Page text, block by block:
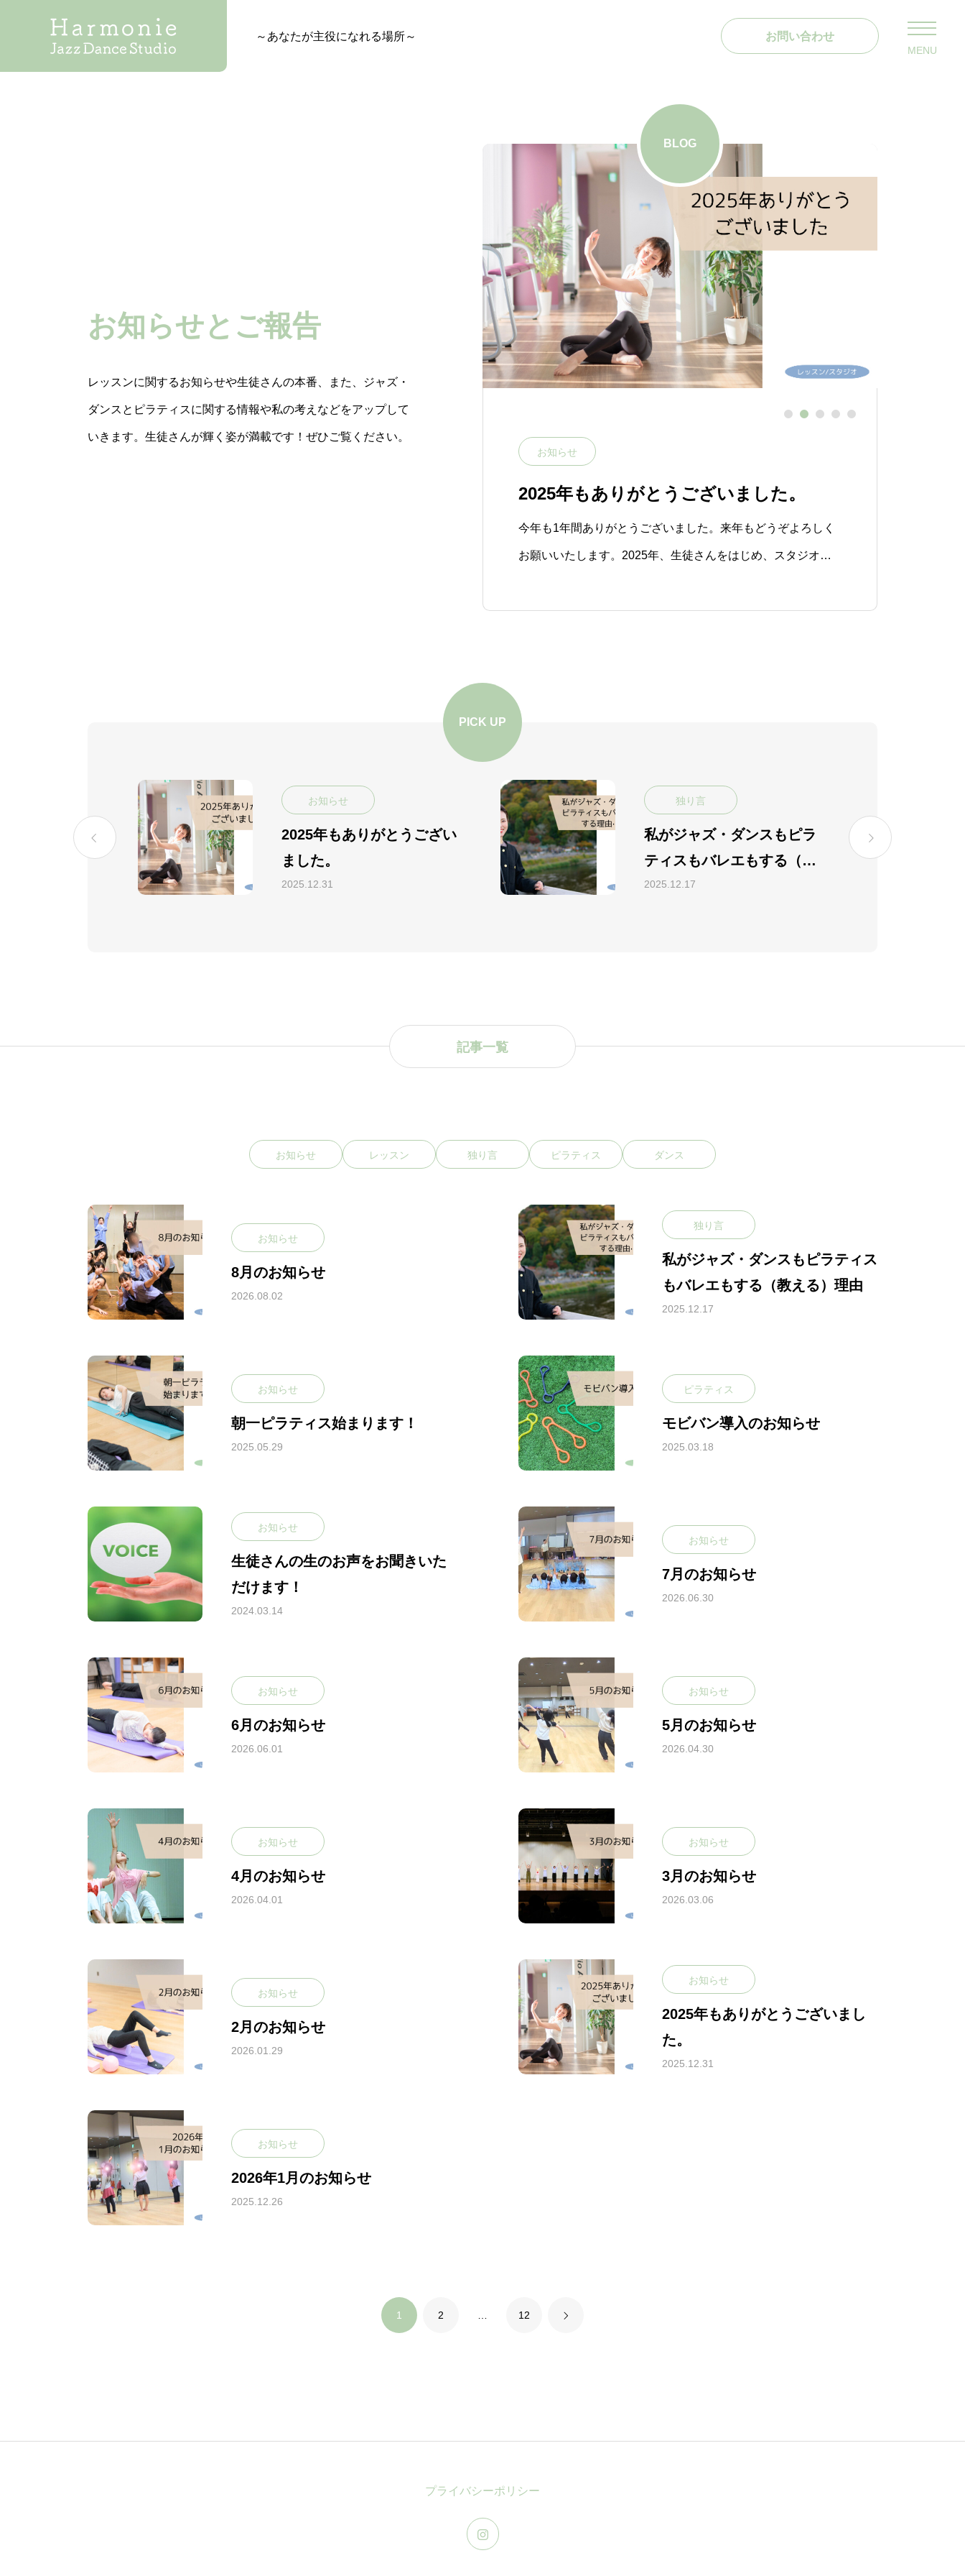
～あなたが主役になれる場所～ お問い合わせ
MENU
お知らせとご報告
レッスンに関するお知らせや生徒さんの本番、また、ジャズ・
ダンスとピラティスに関する情報や私の考えなどをアップして
いきます。生徒さんが輝く姿が満載です！ぜひご覧ください。
BLOG
お知らせ
2025年もありがとうございました。
今年も1年間ありがとうございました。来年もどうぞよろしく
お願いいたします。2025年、生徒さんをはじめ、スタジオに
となりました。誠にあ
PICK UP
お知らせ
2025年もありがとうござい
ました。
2025.12.31
独り言
私がジャズ・ダンスもピラ
ティスもバレエもする（教
える）理由
2025.12.17
記事一覧
お知らせ レッスン 独り言 ピラティス ダンス
お知らせ
8月のお知らせ
2026.08.02
独り言
私がジャズ・ダンスもピラティス
もバレエもする（教える）理由
2025.12.17
お知らせ
朝一ピラティス始まります！
2025.05.29
ピラティス
モビバン導入のお知らせ
2025.03.18
お知らせ
生徒さんの生のお声をお聞きいた
だけます！
2024.03.14
お知らせ
7月のお知らせ
2026.06.30
お知らせ
6月のお知らせ
2026.06.01
お知らせ
5月のお知らせ
2026.04.30
お知らせ
4月のお知らせ
2026.04.01
お知らせ
3月のお知らせ
2026.03.06
お知らせ
2月のお知らせ
2026.01.29
お知らせ
2025年もありがとうございまし
た。
2025.12.31
お知らせ
2026年1月のお知らせ
2025.12.26
1 2 12
プライバシーポリシー
POLICY
教室のポリシー
PROFILE
CE
クラス紹介と料金
ピラティスとは？
生徒様の声
CONTACT